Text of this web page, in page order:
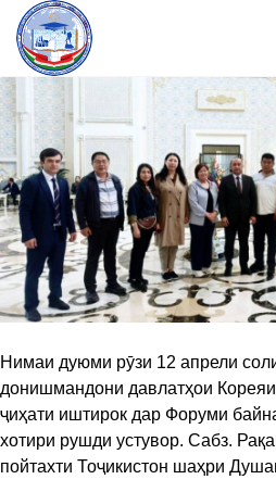
Нимаи дуюми рӯзи 12 апрели
донишмандони давлатҳои
ҷиҳати иштирок дар Форуми
хотири рушди устувор. Сабз.
пойтахти Тоҷикистон шаҳри